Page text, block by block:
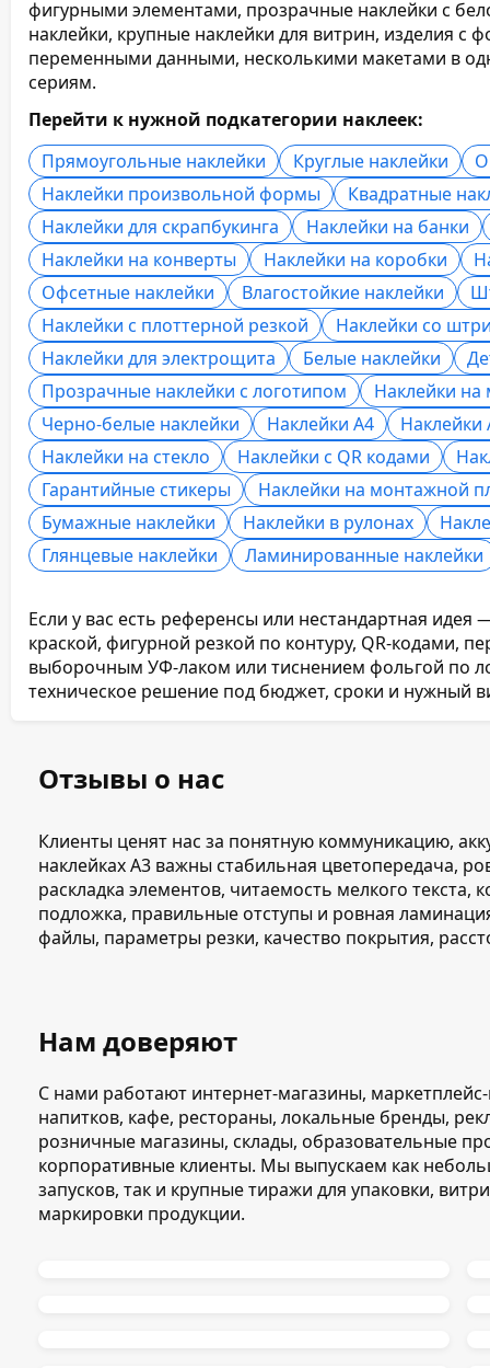
фигурными элементами, прозрачные наклейки с
наклейки, крупные наклейки для витрин, изделия
переменными данными, несколькими макетами в
сериям.
Перейти к нужной подкатегории наклеек:
Прямоугольные наклейки
Круглые наклейки
Наклейки произвольной формы
Квадратные
Наклейки для скрапбукинга
Наклейки на банки
Наклейки на конверты
Наклейки на коробки
Офсетные наклейки
Влагостойкие наклейки
Наклейки с плоттерной резкой
Наклейки со
Наклейки для электрощита
Белые наклейки
Прозрачные наклейки с логотипом
Наклейки
Черно-белые наклейки
Наклейки А4
Наклейки
Наклейки на стекло
Наклейки с QR кодами
Гарантийные стикеры
Наклейки на монтажной
Бумажные наклейки
Наклейки в рулонах
Глянцевые наклейки
Ламинированные наклейки
Если у вас есть референсы или нестандартная
краской, фигурной резкой по контуру, QR-
выборочным УФ-лаком или тиснением фольгой по
техническое решение под бюджет, сроки и нужный
Отзывы о нас
Клиенты ценят нас за понятную коммуникацию,
наклейках А3 важны стабильная цветопередача,
раскладка элементов, читаемость мелкого
подложка, правильные отступы и ровная
файлы, параметры резки, качество покрытия,
Нам доверяют
С нами работают интернет-магазины,
напитков, кафе, рестораны, локальные бренды,
розничные магазины, склады, образовательные
корпоративные клиенты. Мы выпускаем как
запусков, так и крупные тиражи для упаковки,
маркировки продукции.